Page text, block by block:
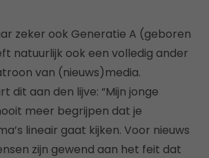
zeker ook Generatie A (geboren
natuurlijk ook een volledig ander
van (nieuws)media.
dit aan den lijve: “Mijn jonge
meer begrijpen dat je
lineair gaat kijken. Voor nieuws
zijn gewend aan het feit dat